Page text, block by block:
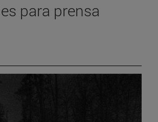
para prensa